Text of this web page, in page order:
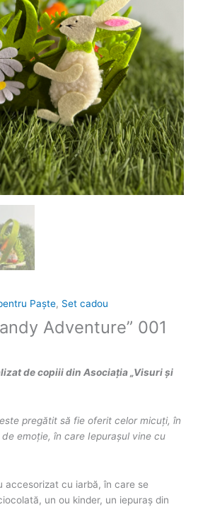
Paște, Set cadou
Adventure” 001
de copiii din Asociația „Visuri și
pregătit să fie oferit celor micuți, în
emoție, în care Iepurașul vine cu
accesorizat cu iarbă, în care se
un ou kinder, un iepuraș din